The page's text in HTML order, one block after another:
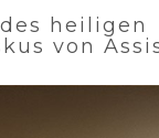
heiligen
von